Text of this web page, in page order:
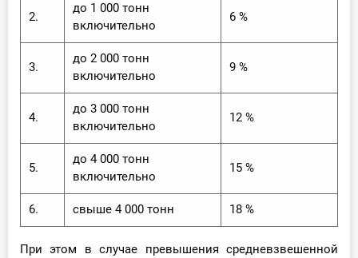
2.
до 1 000 тонн
включительно
6 %
3.
до 2 000 тонн
включительно
9 %
4.
до 3 000 тонн
включительно
12 %
5.
до 4 000 тонн
включительно
15 %
6. свыше 4 000 тонн 18 %
При этом в случае превышения средневзвешенной